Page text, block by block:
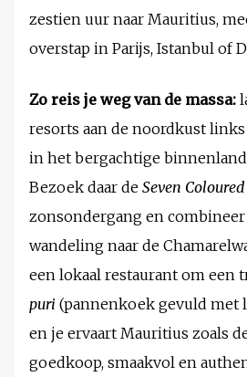
zestien uur naar Mauritius,
overstap in Parijs, Istanbul of
Zo reis je weg van de massa:
resorts aan de noordkust
in het bergachtige
Bezoek daar de Seven
zonsondergang en
wandeling naar de
een lokaal restaurant om een
puri (pannenkoek gevuld met
en je ervaart Mauritius zoals
goedkoop, smaakvol en